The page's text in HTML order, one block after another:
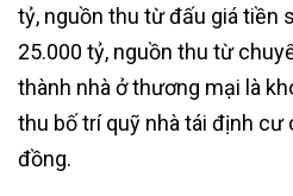
tỷ, nguồn thu từ đấu giá tiền
25.000 tỷ, nguồn thu từ
thành nhà ở thương mại là
thu bố trí quỹ nhà tái định cư
đồng.